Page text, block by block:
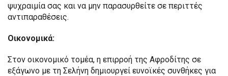
ψυχραιμία σας και να μην παρασυρθείτε σε περιττές
αντιπαραθέσεις.
Οικονομικά:
Στον οικονομικό τομέα, η επιρροή της Αφροδίτης σε
εξάγωνο με τη Σελήνη δημιουργεί ευνοϊκές συνθήκες για